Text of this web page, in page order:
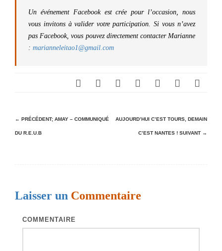
Un événement Facebook est crée pour l’occasion, nous
vous invitons à valider votre participation. Si vous n’avez
pas Facebook, vous pouvez directement contacter Marianne
: marianneleitao1@gmail.com
N
a
a
← PRÉCÉDENT; AMAY – COMMUNIQUÉ
DU R.E.U.B
AUJOURD’HUI C’EST TOURS, DEMAIN
C’EST NANTES ! SUIVANT →
Laisser un Commentaire
COMMENTAIRE